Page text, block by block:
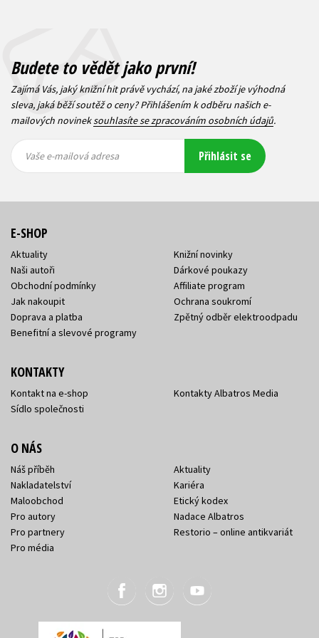
Budete to vědět jako první!
Zajímá Vás, jaký knižní hit právě vychází, na jaké zboží je výhodná
sleva, jaká běží soutěž o ceny? Přihlášením k odběru našich e-
mailových novineksouhlasíte se zpracováním osobních údajů.
mailová
mailová
Vaše e-mailová adresa Přihlásit se
E-SHOP
Aktuality
Naši autoři
Obchodní podmínky
Jak nakoupit
Doprava a platba
Benefitní a slevové programy
Knižní novinky
Dárkové poukazy
Affiliate program
Ochrana soukromí
Zpětný odběr elektroodpadu
KONTAKTY
Kontakt na e-shop
Sídlo společnosti
Kontakty Albatros Media
O NÁS
Náš příběh
Nakladatelství
Maloobchod
Pro autory
Pro partnery
Pro média
Aktuality
Kariéra
Etický kodex
Nadace Albatros
Restorio – online antikvariát